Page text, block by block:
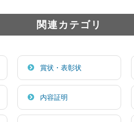
関連カテゴリ
賞状・表彰状
内容証明